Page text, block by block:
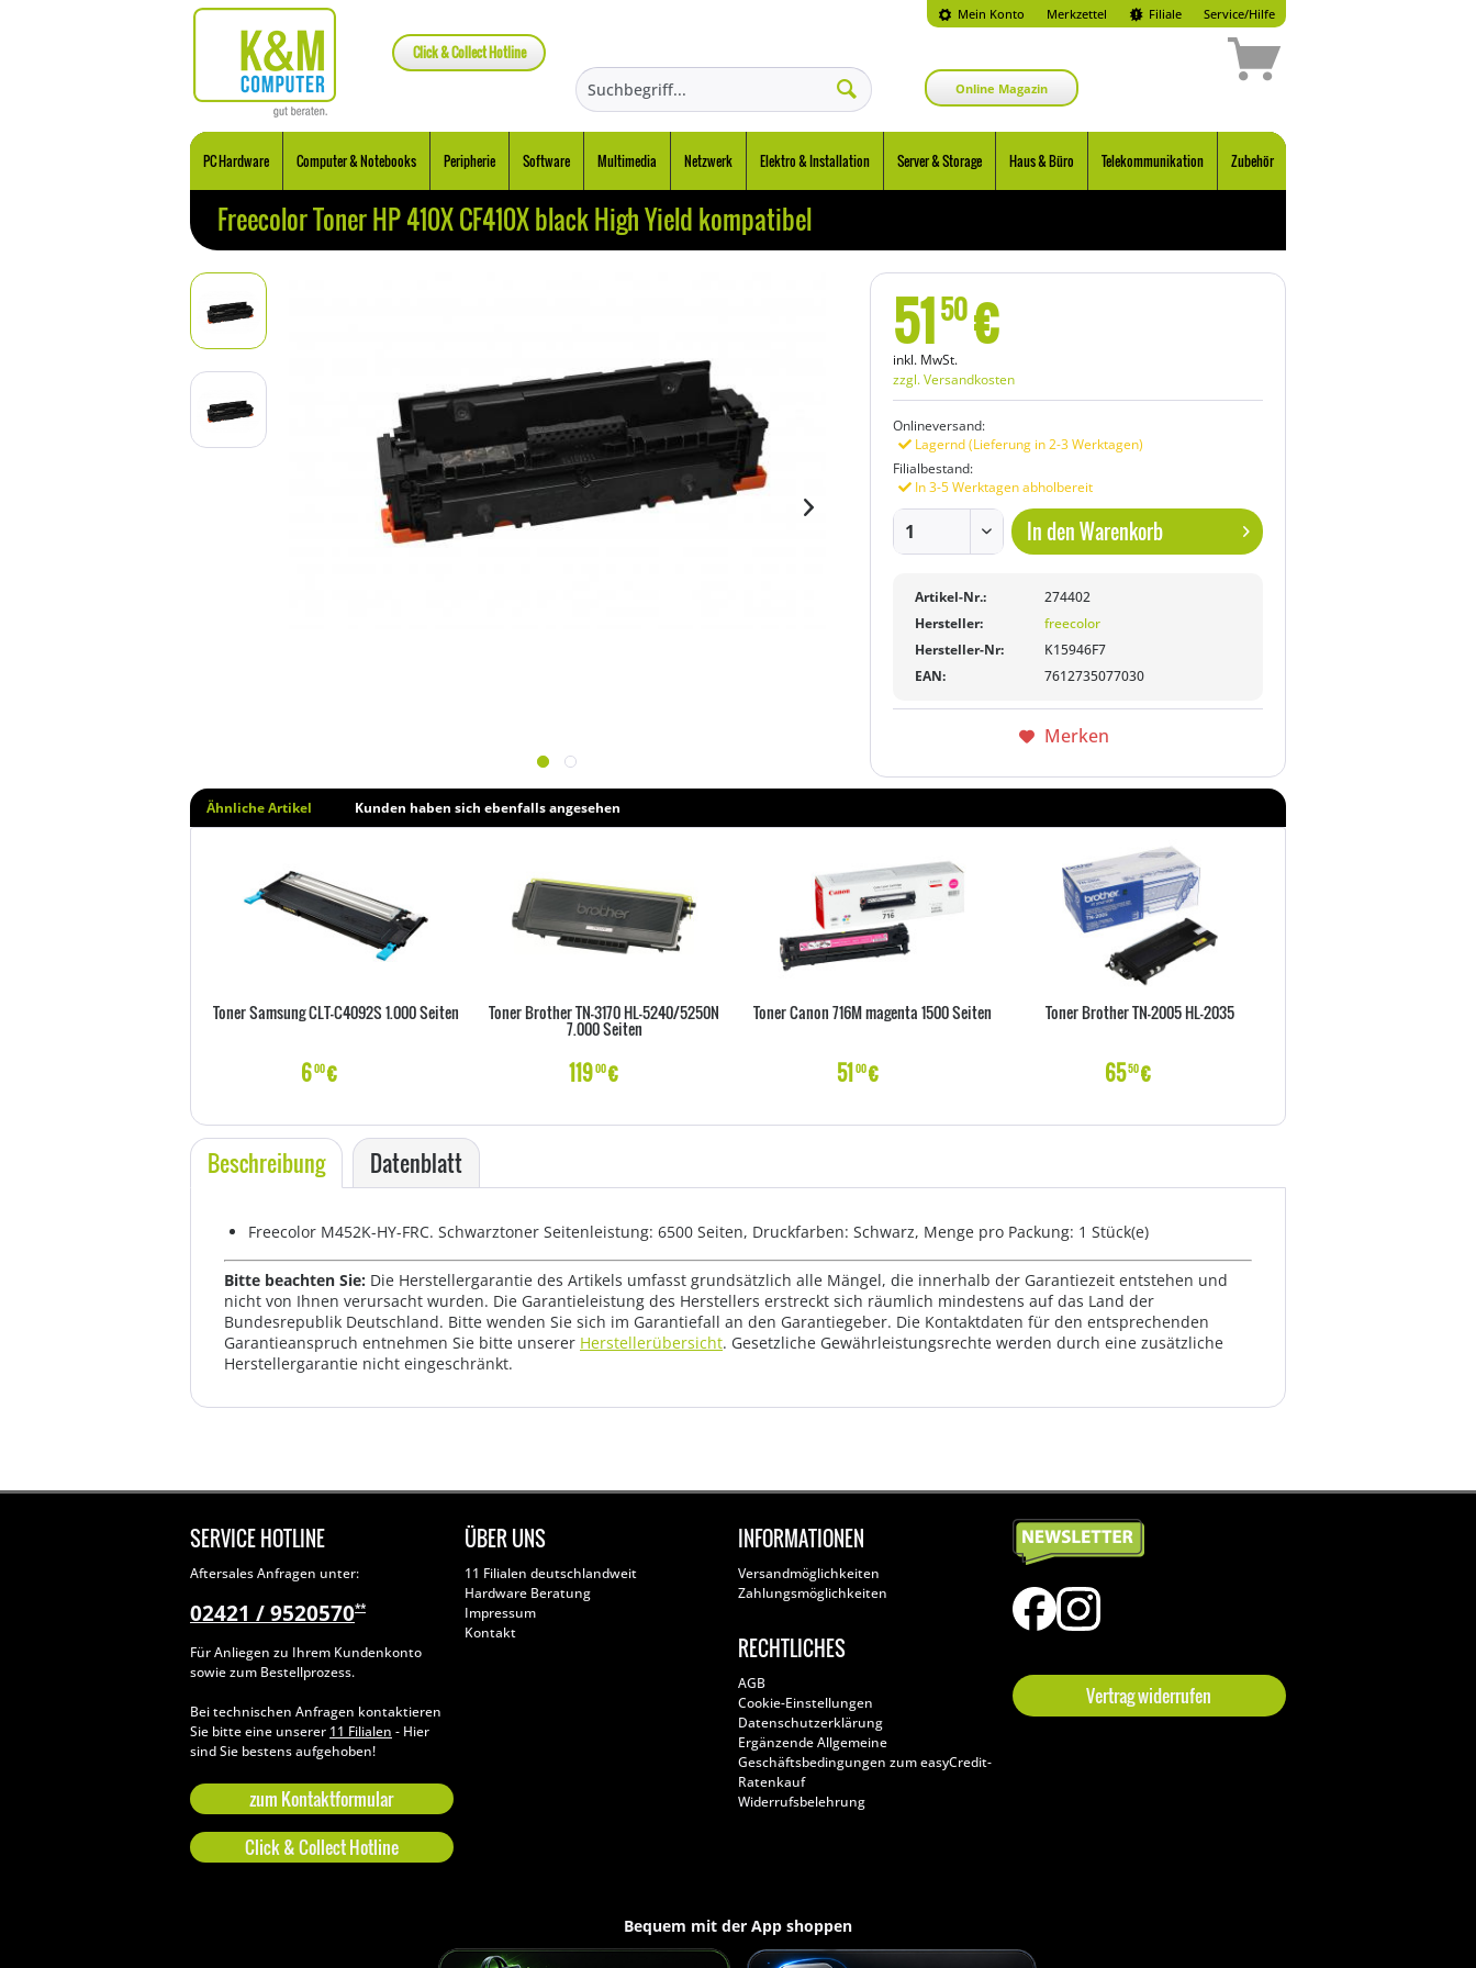
Mein Konto Merkzettel
Click & Collect Hotline
Filiale Service/Hilfe
Online Magazin
PC Hardware Computer & Notebooks Peripherie Software Multimedia Netzwerk Elektro & Installation Server & Storage Haus & Büro Telekommunikation Zubehör
Freecolor Toner HP 410X CF410X black High Yield kompatibel
5150€
inkl. MwSt.
zzgl. Versandkosten
Onlineversand:
Lagernd (Lieferung in 2-3 Werktagen)
Filialbestand:
In 3-5 Werktagen abholbereit
In denWarenkorb
Artikel-Nr.:
274402
Hersteller:
freecolor
Hersteller-Nr:
K15946F7
EAN:
7612735077030
Merken
Ähnliche Artikel Kunden haben sich ebenfalls angesehen
Toner Samsung CLT-C4092S 1.000 Seiten
600€
Toner Brother TN-3170 HL-5240/5250N
7.000 Seiten
11900€
Toner Canon 716M magenta 1500 Seiten
51 00€
Toner Brother TN-2005 HL-2035
6550€
Beschreibung Datenblatt
Freecolor M452K-HY-FRC. Schwarztoner Seitenleistung: 6500 Seiten, Druckfarben: Schwarz, Menge pro Packung: 1 Stück(e)
Bitte beachten Sie: Die Herstellergarantie des Artikels umfasst grundsätzlich alle Mängel, die innerhalb der Garantiezeit entstehen und
nicht von Ihnen verursacht wurden. Die Garantieleistung des Herstellers erstreckt sich räumlich mindestens auf das Land der
Bundesrepublik Deutschland. Bitte wenden Sie sich im Garantiefall an den Garantiegeber. Die Kontaktdaten für den entsprechenden
Garantieanspruch entnehmen Sie bitte unserer Herstellerübersicht. Gesetzliche Gewährleistungsrechte werden durch eine zusätzliche
Herstellergarantie nicht eingeschränkt.
SERVICE HOTLINE
Aftersales Anfragen unter:
02421 / 9520570**
Für Anliegen zu Ihrem Kundenkonto
sowie zum Bestellprozess.
Bei technischen Anfragen kontaktieren
Sie bitte eine unserer 11 Filialen - Hier
sind Sie bestens aufgehoben!
zum Kontaktformular
Click & Collect Hotline
ÜBER UNS
11 Filialen deutschlandweit
Hardware Beratung
Impressum
Kontakt
INFORMATIONEN
Versandmöglichkeiten
Zahlungsmöglichkeiten
RECHTLICHES
AGB
Cookie-Einstellungen
Datenschutzerklärung
Ergänzende Allgemeine
Geschäftsbedingungen zum easyCredit-
Ratenkauf
Widerrufsbelehrung
Vertrag widerrufen
Bequem mit der App shoppen